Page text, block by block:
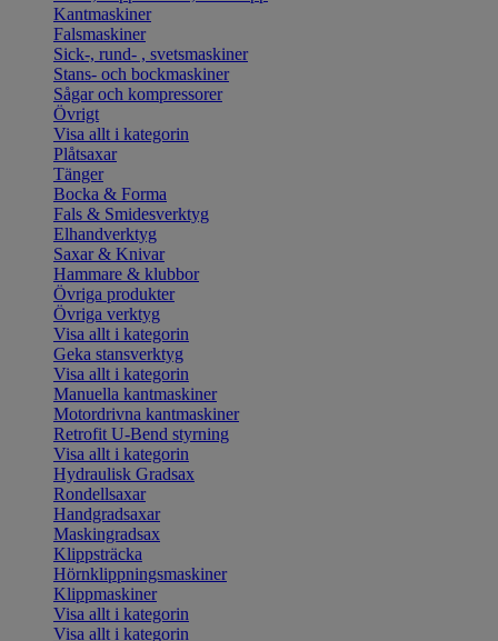
Kantmaskiner
Falsmaskiner
Sick-, rund- , svetsmaskiner
Stans- och bockmaskiner
Sågar och kompressorer
Övrigt
Visa allt i kategorin
Plåtsaxar
Tänger
Bocka & Forma
Fals & Smidesverktyg
Elhandverktyg
Saxar & Knivar
Hammare & klubbor
Övriga produkter
Övriga verktyg
Visa allt i kategorin
Geka stansverktyg
Visa allt i kategorin
Manuella kantmaskiner
Motordrivna kantmaskiner
Retrofit U-Bend styrning
Visa allt i kategorin
Hydraulisk Gradsax
Rondellsaxar
Handgradsaxar
Maskingradsax
Klippsträcka
Hörnklippningsmaskiner
Klippmaskiner
Visa allt i kategorin
Visa allt i kategorin